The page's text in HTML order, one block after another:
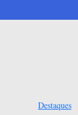
Destaques